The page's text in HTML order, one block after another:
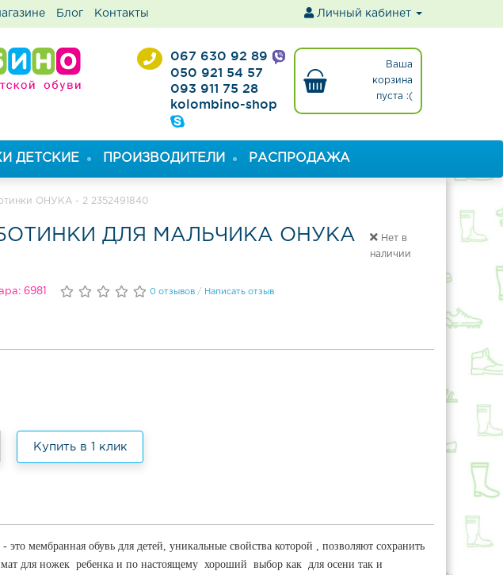
Блог Контакты Личный кабинет
067 630 92 89
050 921 54 57
093 911 75 28
kolombino-shop
Ваша
корзина
пуста :(
ДЕТСКИЕ ПРОИЗВОДИТЕЛИ РАСПРОДАЖА
ОНУКА - 2 2352491840
ДЛЯ МАЛЬЧИКА ОНУКА
Нет в
наличии
6981 0 отзывов / Написать отзыв
Купить в 1 клик
мембранная обувь для детей, уникальные свойства которой , позволяют сохранить
для ножек ребенка и по настоящему хороший выбор как для осени так и